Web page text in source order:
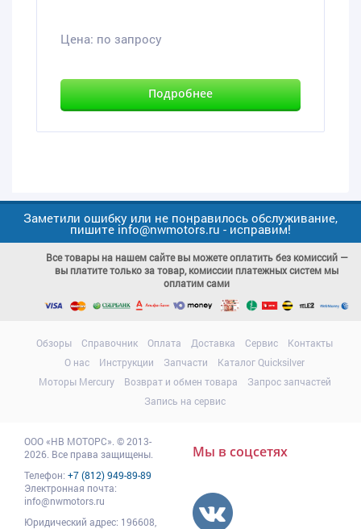
Цена: по запросу
Подробнее
Заметили ошибку или не понравилось обслуживание,
пишите info@nwmotors.ru - исправим!
Все товары на нашем сайте вы можете оплатить без комиссий —
вы платите только за товар, комиссии платежных систем мы
оплатим сами
Обзоры Справочник Оплата Доставка Сервис
Контакты
О нас
Инструкции Запчасти
Каталог Quicksilver
Моторы Mercury
Возврат и обмен товара
Запрос запчастей
Запись на сервис
ООО«НВ МОТОРС» © 2013-
2026. Все права защищены.
Телефон: +7 (812) 949-89-89
Электронная почта:
info@nwmotors.ru
Юридический адрес: 196608
Мы в соцсетях